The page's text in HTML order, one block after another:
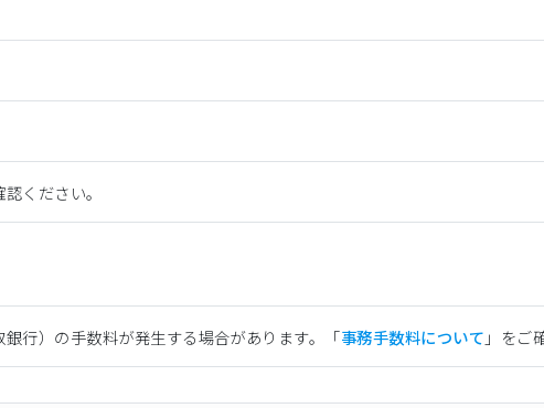
ください。
行）の手数料が発生する場合があります。「事務手数料について 」をご